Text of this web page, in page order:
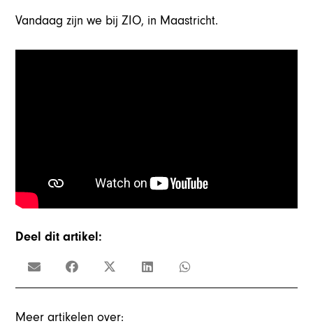
Vandaag zijn we bij ZIO, in Maastricht.
Deel dit artikel:
Meer artikelen over: